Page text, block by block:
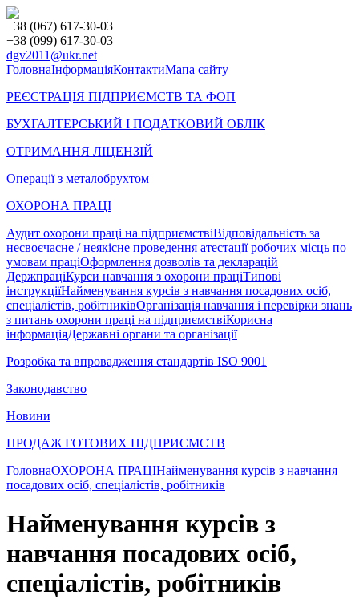
+38 (067) 617-30-03
+38 (099) 617-30-03
dgv2011@ukr.net
ГоловнаІнформаціяКонтактиМапа сайту
РЕЄСТРАЦІЯ ПІДПРИЄМСТВ ТА ФОП
БУХГАЛТЕРСЬКИЙ І ПОДАТКОВИЙ ОБЛІК
ОТРИМАННЯ ЛІЦЕНЗІЙ
Операції з металобрухтом
ОХОРОНА ПРАЦІ
Аудит охорони праці на підприємствіВідповідальність за
несвоєчасне / неякісне проведення атестації робочих місць по
умовам праціОформлення дозволів та декларацій
ДержпраціКурси навчання з охорони праціТипові
інструкціїНайменування курсів з навчання посадових осіб,
спеціалістів, робітниківОрганізація навчання і перевірки знань
з питань охорони праці на підприємствіКорисна
інформаціяДержавні органи та організації
Розробка та впровадження стандартів ISO 9001
Законодавство
Новини
ПРОДАЖ ГОТОВИХ ПІДПРИЄМСТВ
ГоловнаОХОРОНА ПРАЦІНайменування курсів з навчання
посадових осіб, спеціалістів, робітників
Найменування курсів з
навчання посадових осіб,
спеціалістів, робітників